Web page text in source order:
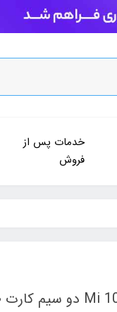
خدمات پس از
فروش